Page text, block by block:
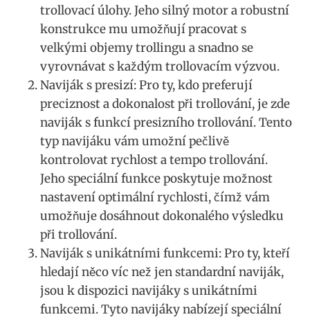
trollovací úlohy. Jeho silný motor a robustní
konstrukce mu umožňují pracovat s
velkými objemy trollingu a ⁣snadno se
vyrovnávat s ⁢každým​ trollovacím ‌výzvou.
Naviják s presizí: Pro ty, kdo preferují
preciznost a dokonalost při trollování, je ​zde
naviják s funkcí presizního trollování. Tento
typ navijáku ⁤vám umožní pečlivě
kontrolovat rychlost a tempo trollování.
Jeho speciální funkce poskytuje ⁢možnost
nastavení​ optimální ⁤rychlosti, čímž vám
umožňuje dosáhnout dokonalého výsledku
při trollování.
Naviják⁤ s unikátními funkcemi: Pro ty, kteří​
hledají něco ‍víc než jen standardní naviják,
jsou k dispozici navijáky s unikátními
funkcemi. Tyto navijáky nabízejí speciální